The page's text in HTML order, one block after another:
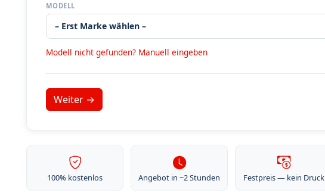
MODELL
Modell nicht gefunden? Manuell eingeben
100% kostenlos Angebot in ~2 Stunden Festpreis — kein Druck